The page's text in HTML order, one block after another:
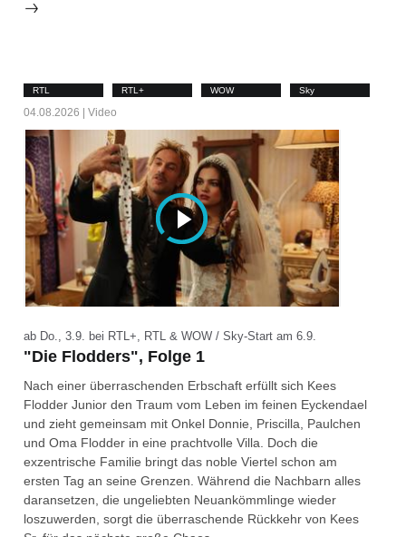
RTL RTL+ WOW Sky
04.08.2026 | Video
ab Do., 3.9. bei RTL+, RTL & WOW / Sky-Start am 6.9.
"Die Flodders", Folge 1
Nach einer überraschenden Erbschaft erfüllt sich Kees
Flodder Junior den Traum vom Leben im feinen Eyckendael
und zieht gemeinsam mit Onkel Donnie, Priscilla, Paulchen
und Oma Flodder in eine prachtvolle Villa. Doch die
exzentrische Familie bringt das noble Viertel schon am
ersten Tag an seine Grenzen. Während die Nachbarn alles
daransetzen, die ungeliebten Neuankömmlinge wieder
loszuwerden, sorgt die überraschende Rückkehr von Kees